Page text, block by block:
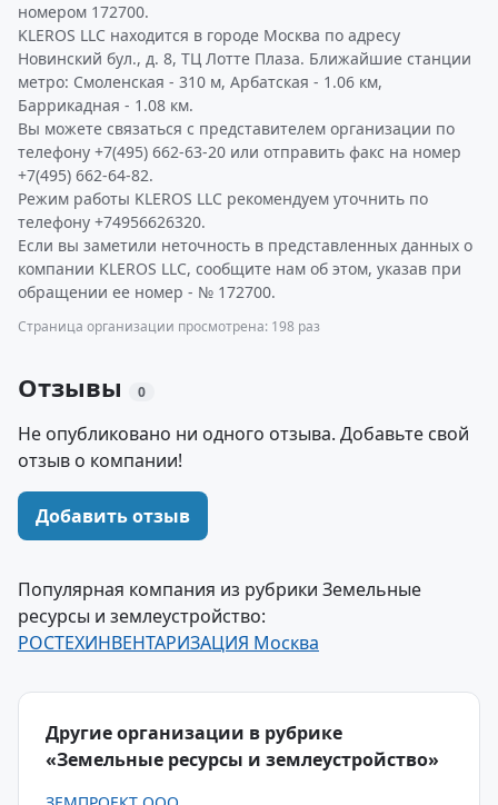
номером 172700.
KLEROS LLC находится в городе Москва по адресу
Новинский бул., д. 8, ТЦ Лотте Плаза. Ближайшие станции
метро: Смоленская - 310 м, Арбатская - 1.06 км,
Баррикадная - 1.08 км.
Вы можете связаться с представителем организации по
телефону +7(495) 662-63-20 или отправить факс на номер
+7(495) 662-64-82.
Режим работы KLEROS LLC рекомендуем уточнить по
телефону +74956626320.
Если вы заметили неточность в представленных данных о
компании KLEROS LLC, сообщите нам об этом, указав при
обращении ее номер - № 172700.
Страница организации просмотрена: 198 раз
Отзывы 0
Не опубликовано ни одного отзыва. Добавьте свой
отзыв о компании!
Добавить отзыв
Популярная компания из рубрики Земельные
ресурсы и землеустройство:
РОСТЕХИНВЕНТАРИЗАЦИЯ Москва
Другие организации в рубрике
«Земельные ресурсы и землеустройство»